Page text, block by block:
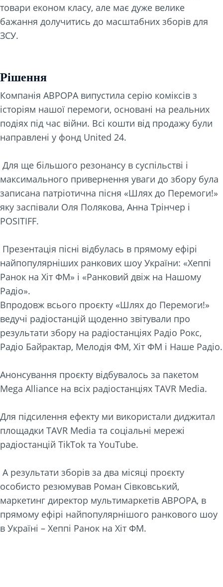
товари економ класу, але має дуже велике
бажання долучитись до масштабних зборів для
ЗСУ.
Рішення
Компанія АВРОРА випустила серію коміксів з
історіям нашої перемоги, основані на реальних
подіях під час війни. Всі кошти від продажу були
направлені у фонд United 24.
Для ще більшого резонансу в суспільстві і
максимального привернення уваги до збору була
записана патріотична пісня «Шлях до Перемоги!»
яку заспівали Оля Полякова, Анна Трінчер і
POSITIFF.
Презентація пісні відбулась в прямому ефірі
найпопулярніших ранкових шоу України: «Хеппі
Ранок на Хіт ФМ» і «Ранковий двіж на Нашому
Радіо».
Впродовж всього проєкту «Шлях до Перемоги!»
ведучі радіостанцій щоденно звітували про
результати збору на радіостанціях Радіо Рокс,
Радіо Байрактар, Мелодія ФМ, Хіт ФМ і Наше Радіо.
Анонсування проєкту відбувалось за пакетом
Mega Alliance на всіх радіостанціях TAVR Media.
Для підсилення ефекту ми використали диджитал
площадки TAVR Media та соціальні мережі
радіостанцій TikTok та YouTube.
А результати зборів за два місяці проєкту
особисто резюмував Роман Сівковський,
маркетинг директор мультимаркетів АВРОРА, в
прямому ефірі найпопулярнішого ранкового шоу
в Україні – Хеппі Ранок на Хіт ФМ.